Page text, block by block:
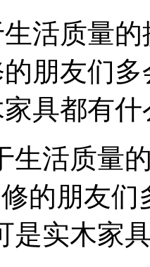
活质量
朋友们
家具都
生活质量
的朋友
是实木